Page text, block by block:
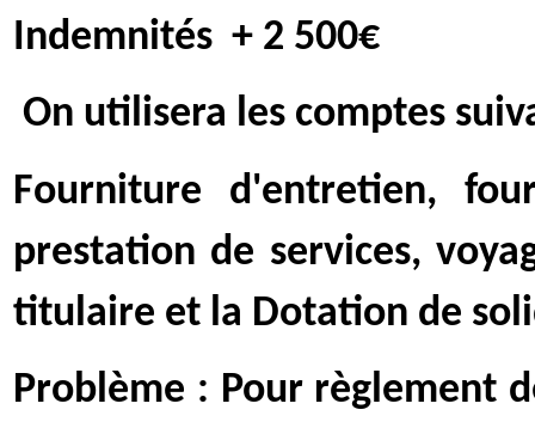
Indemnités + 2 500€
On utilisera les comptes
Fourniture d'entretien,
prestation de services,
titulaire et la Dotation de
Problème : Pour règlement